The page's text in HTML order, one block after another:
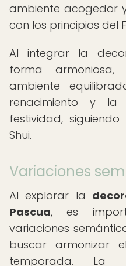
ambiente acogedor
con los principios del
Al integrar la
forma
ambiente
renacimiento y la
festividad,
Shui.
Variaciones
Al explorar la
Pascua, es
variaciones
buscar armonizar
temporada. La